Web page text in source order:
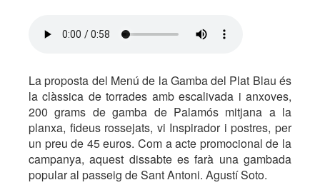
La proposta del Menú de la Gamba del Plat Blau és
la clàssica de torrades amb escalivada i anxoves,
200 grams de gamba de Palamós mitjana a la
planxa, fideus rossejats, vi Inspirador i postres, per
un preu de 45 euros. Com a acte promocional de la
campanya, aquest dissabte es farà una gambada
popular al passeig de Sant Antoni. Agustí Soto.